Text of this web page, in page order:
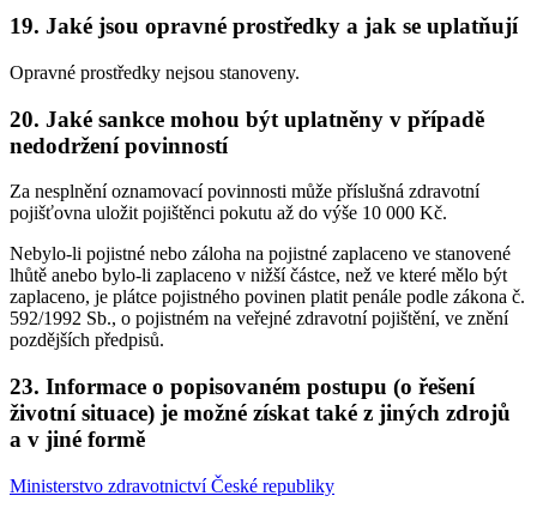
19. Jaké jsou opravné prostředky a jak se uplatňují
Opravné prostředky nejsou stanoveny.
20. Jaké sankce mohou být uplatněny v případě
nedodržení povinností
Za nesplnění oznamovací povinnosti může příslušná zdravotní
pojišťovna uložit pojištěnci pokutu až do výše 10 000 Kč.
Nebylo-li pojistné nebo záloha na pojistné zaplaceno ve stanovené
lhůtě anebo bylo-li zaplaceno v nižší částce, než ve které mělo být
zaplaceno, je plátce pojistného povinen platit penále podle zákona č.
592/1992 Sb., o pojistném na veřejné zdravotní pojištění, ve znění
pozdějších předpisů.
23. Informace o popisovaném postupu (o řešení
životní situace) je možné získat také z jiných zdrojů
a v jiné formě
Ministerstvo zdravotnictví České republiky